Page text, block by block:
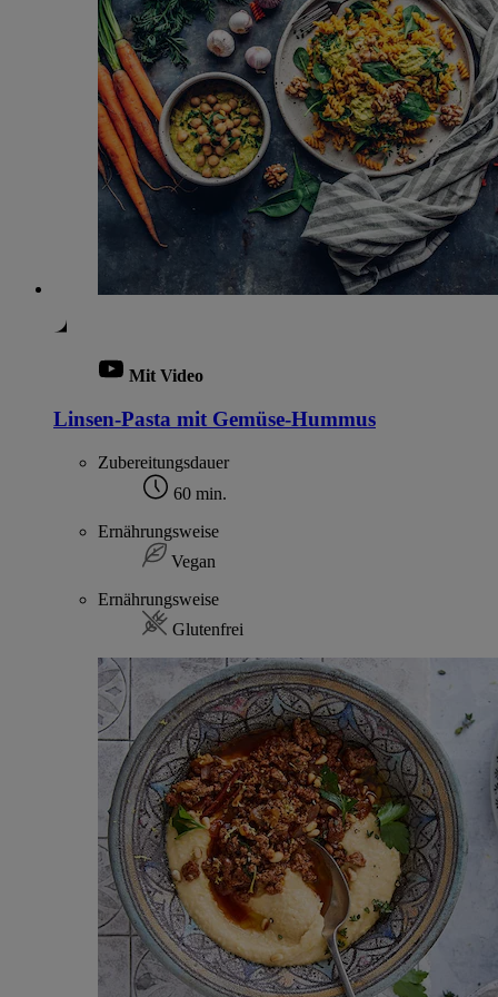
Mit Video
Linsen-Pasta mit Gemüse-Hummus
Zubereitungsdauer
60 min.
Ernährungsweise
Vegan
Ernährungsweise
Glutenfrei